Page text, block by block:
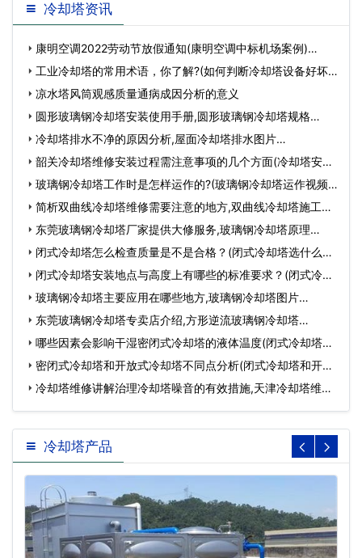
冷却塔资讯
康明空调2022劳动节放假通知(康明空调中标机场案例)…
工业冷却塔的常用术语，你了解?(如何判断冷却塔设备好坏)
… 凉水塔风筒观感质量通病成因分析的意义
圆形玻璃钢冷却塔安装使用手册,圆形玻璃钢冷却塔规格…
冷却塔排水不净的原因分析,屋面冷却塔排水图片…
韶关冷却塔维修安装过程需注意事项的几个方面(冷却塔安装
参…玻璃钢冷却塔工作时是怎样运作的?(玻璃钢冷却塔运作视频)
… 简析双曲线冷却塔维修需要注意的地方,双曲线冷却塔施工方
案…东莞玻璃钢冷却塔厂家提供大修服务,玻璃钢冷却塔原理…
闭式冷却塔怎么检查质量是不是合格？(闭式冷却塔选什么型
号)…
闭式冷却塔安装地点与高度上有哪些的标准要求？(闭式冷却
塔与…
玻璃钢冷却塔主要应用在哪些地方,玻璃钢冷却塔图片…
东莞玻璃钢冷却塔专卖店介绍,方形逆流玻璃钢冷却塔…
哪些因素会影响干湿密闭式冷却塔的液体温度(闭式冷却塔极
限…密闭式冷却塔和开放式冷却塔不同点分析(闭式冷却塔和开式
冷…冷却塔维修讲解治理冷却塔噪音的有效措施,天津冷却塔维
修…
冷却塔产品